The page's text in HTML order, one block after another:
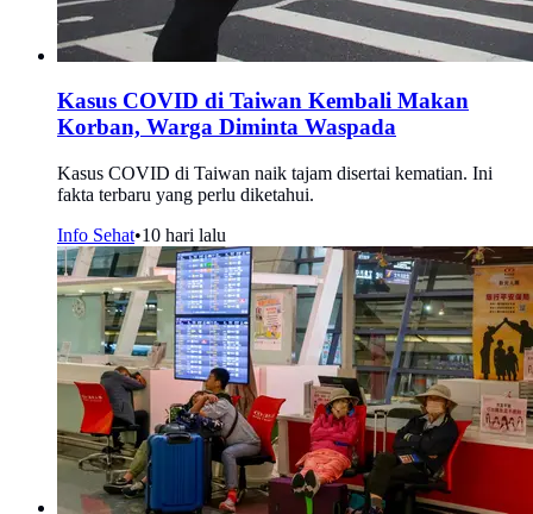
Kasus COVID di Taiwan Kembali Makan
Korban, Warga Diminta Waspada
Kasus COVID di Taiwan naik tajam disertai kematian. Ini
fakta terbaru yang perlu diketahui.
Info Sehat•10 hari lalu